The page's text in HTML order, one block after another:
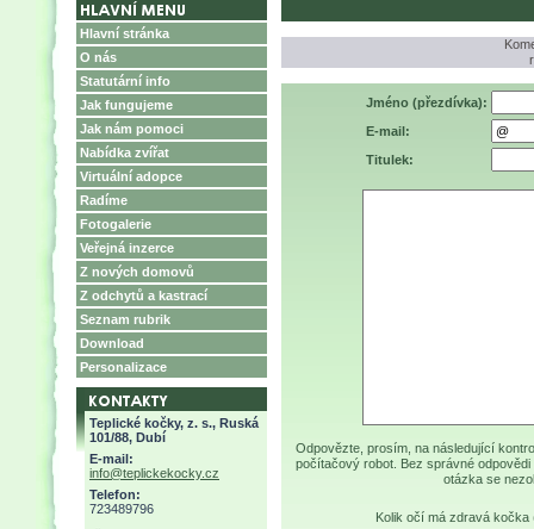
Hlavní stránka
O nás
Statutární info
Jak fungujeme
Jak nám pomoci
Nabídka zvířat
Virtuální adopce
Radíme
Fotogalerie
Veřejná inzerce
Z nových domovů
Z odchytů a kastrací
Seznam rubrik
Download
Personalizace
Teplické kočky, z. s., Ruská
101/88, Dubí
E-mail:
info@teplickekocky.cz
Telefon:
723489796
Jméno (přezdívka):
E-mail:
Titulek:
Odpovězte, prosím, na následující
počítačový robot. Bez správné
otázka se
Kolik očí má zdravá